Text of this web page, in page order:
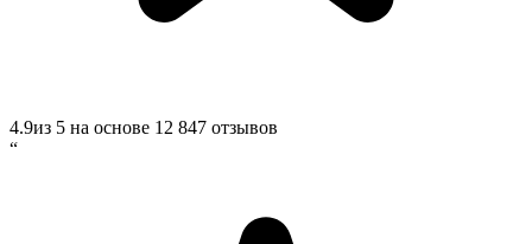
4.9из 5 на основе 12 847 отзывов
“